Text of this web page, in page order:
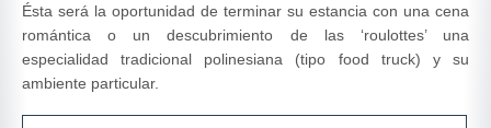
Ésta será la oportunidad de terminar su estancia con una cena
romántica o un descubrimiento de las ‘roulottes’ una
especialidad tradicional polinesiana (tipo food truck) y su
ambiente particular.